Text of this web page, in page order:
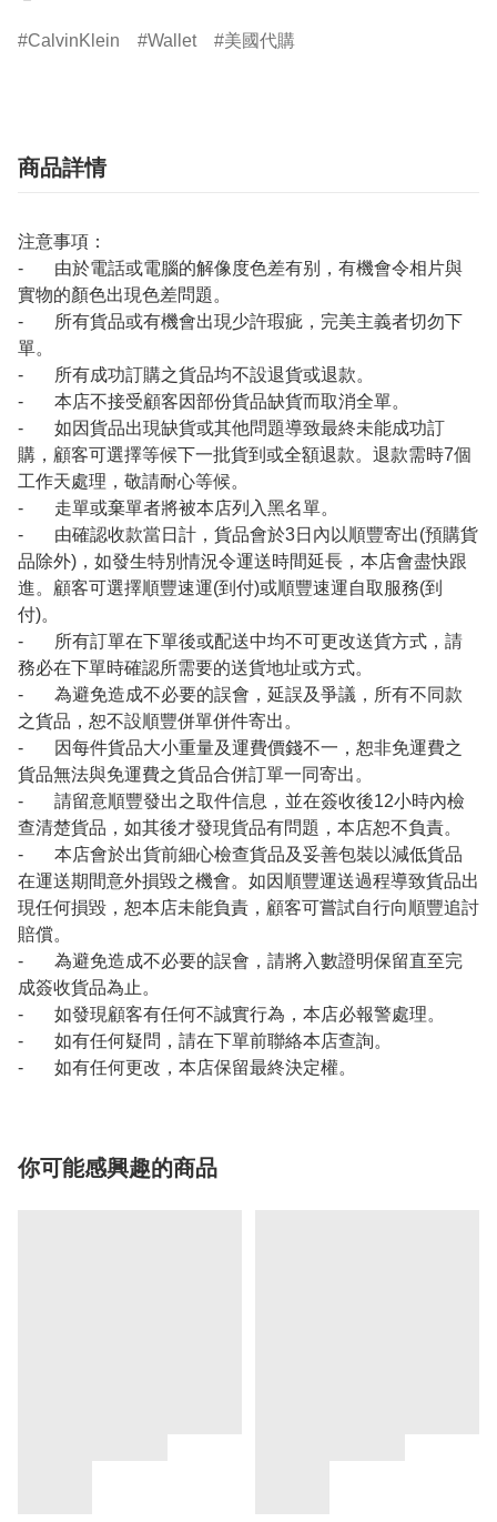
CalvinKlein Wallet 美國代購
商品詳情
注意事項：
- 由於電話或電腦的解像度色差有别，有機會令相片與
實物的顏色出現色差問題。
- 所有貨品或有機會出現少許瑕疵，完美主義者切勿下
單。
- 所有成功訂購之貨品均不設退貨或退款。
- 本店不接受顧客因部份貨品缺貨而取消全單。
- 如因貨品出現缺貨或其他問題導致最終未能成功訂
購，顧客可選擇等候下一批貨到或全額退款。退款需時7個
工作天處理，敬請耐心等候。
- 走單或棄單者將被本店列入黑名單。
- 由確認收款當日計，貨品會於3日內以順豐寄出(預購貨
品除外)，如發生特別情況令運送時間延長，本店會盡快跟
進。顧客可選擇順豐速運(到付)或順豐速運自取服務(到
付)。
- 所有訂單在下單後或配送中均不可更改送貨方式，請
務必在下單時確認所需要的送貨地址或方式。
- 為避免造成不必要的誤會，延誤及爭議，所有不同款
之貨品，恕不設順豐併單併件寄出。
- 因每件貨品大小重量及運費價錢不一，恕非免運費之
貨品無法與免運費之貨品合併訂單一同寄出。
- 請留意順豐發出之取件信息，並在簽收後12小時內檢
查清楚貨品，如其後才發現貨品有問題，本店恕不負責。
- 本店會於出貨前細心檢查貨品及妥善包裝以減低貨品
在運送期間意外損毀之機會。如因順豐運送過程導致貨品出
現任何損毀，恕本店未能負責，顧客可嘗試自行向順豐追討
賠償。
- 為避免造成不必要的誤會，請將入數證明保留直至完
成簽收貨品為止。
- 如發現顧客有任何不誠實行為，本店必報警處理。
- 如有任何疑問，請在下單前聯絡本店查詢。
- 如有任何更改，本店保留最終決定權。
你可能感興趣的商品